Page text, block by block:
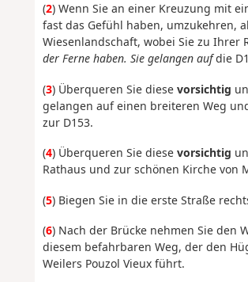
(2) Wenn Sie an einer Kreuzung mit
fast das Gefühl haben, umzukehren,
Wiesenlandschaft, wobei Sie zu Ihrer
der Ferne haben. Sie gelangen aufdie
(3) Überqueren Sie diese vorsichtig
gelangen auf einen breiteren Weg
zur D153.
(4) Überqueren Sie diese vorsichtig
Rathaus und zur schönen Kirche von
(5) Biegen Sie in die erste Straße
(6) Nach der Brücke nehmen Sie den
diesem befahrbaren Weg, der den
Weilers Pouzol Vieux führt.